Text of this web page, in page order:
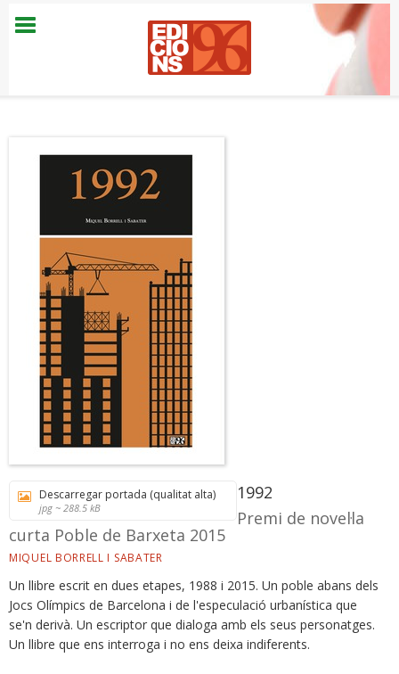
Descarregar portada (qualitat alta)
jpg ~ 288.5 kB
1992
Premi de novel·la
curta Poble de Barxeta 2015
MIQUEL BORRELL I SABATER
Un llibre escrit en dues etapes, 1988 i 2015. Un poble abans dels
Jocs Olímpics de Barcelona i de l'especulació urbanística que
se'n derivà. Un escriptor que dialoga amb els seus personatges.
Un llibre que ens interroga i no ens deixa indiferents.